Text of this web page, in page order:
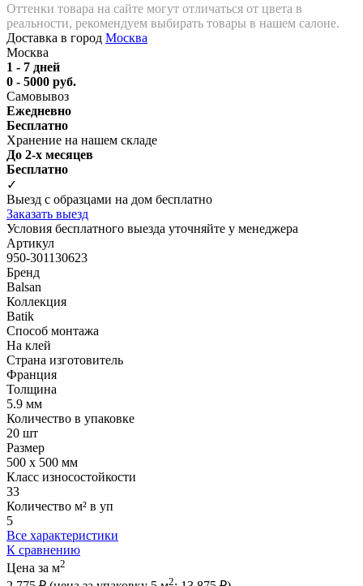
Оттенки товара на сайте могут отличаться от цвета в
реальности, рекомендуем выбирать товары в нашем салоне.
Доставка в город Москва
Москва
1 - 7 дней
0 - 5000 руб.
Самовывоз
Ежедневно
Бесплатно
Хранение на нашем складе
До 2-х месяцев
Бесплатно
✓
Выезд с образцами на дом бесплатно
Заказать выезд
Условия бесплатного выезда уточняйте у менеджера
Артикул
950-301130623
Бренд
Balsan
Коллекция
Batik
Способ монтажа
На клей
Страна изготовитель
Франция
Толщина
5.9 мм
Количество в упаковке
20 шт
Размер
500 x 500 мм
Класс износостойкости
33
Количество м² в уп
5
Все характеристики
К сравнению
Цена за м2
2